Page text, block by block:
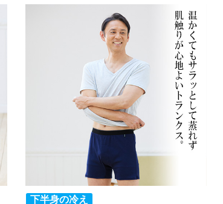
下半身の冷え